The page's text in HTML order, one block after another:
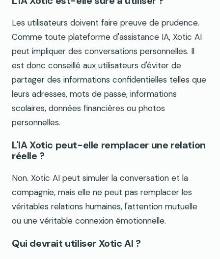
Les utilisateurs doivent faire preuve de prudence.
Comme toute plateforme d'assistance IA, Xotic AI
peut impliquer des conversations personnelles. Il
est donc conseillé aux utilisateurs d'éviter de
partager des informations confidentielles telles que
leurs adresses, mots de passe, informations
scolaires, données financières ou photos
personnelles.
L'IA Xotic peut-elle remplacer une relation
réelle ?
Non. Xotic AI peut simuler la conversation et la
compagnie, mais elle ne peut pas remplacer les
véritables relations humaines, l'attention mutuelle
ou une véritable connexion émotionnelle.
Qui devrait utiliser Xotic AI ?